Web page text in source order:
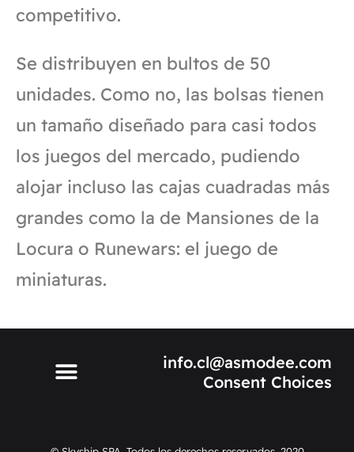
competitivo.
Se distribuyen en bultos de 50
unidades. Como no, las bolsas tienen
un tamaño diseñado para casi todos
los juegos del mercado, pudiendo
alojar incluso las cajas cuadradas más
grandes como la de Mansiones de la
Locura o Runewars: el juego de
miniaturas.
info.cl@asmodee.com
Consent Choices